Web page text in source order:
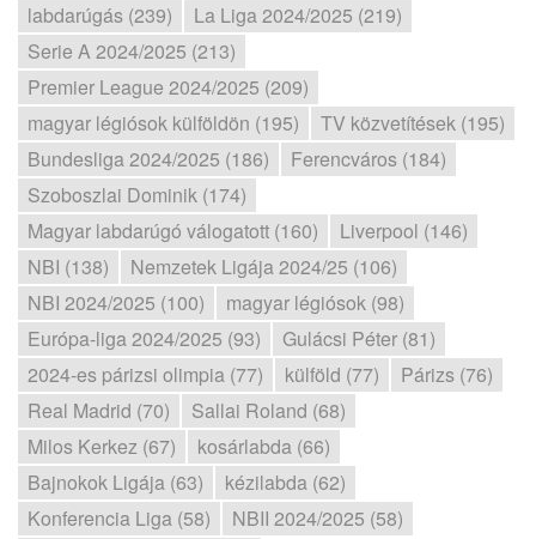
labdarúgás (239)
La Liga 2024/2025 (219)
Serie A 2024/2025 (213)
Premier League 2024/2025 (209)
magyar légiósok külföldön (195)
TV közvetítések (195)
Bundesliga 2024/2025 (186)
Ferencváros (184)
Szoboszlai Dominik (174)
Magyar labdarúgó válogatott (160)
Liverpool (146)
NBI (138)
Nemzetek Ligája 2024/25 (106)
NBI 2024/2025 (100)
magyar légiósok (98)
Európa-liga 2024/2025 (93)
Gulácsi Péter (81)
2024-es párizsi olimpia (77)
külföld (77)
Párizs (76)
Real Madrid (70)
Sallai Roland (68)
Milos Kerkez (67)
kosárlabda (66)
Bajnokok Ligája (63)
kézilabda (62)
Konferencia Liga (58)
NBII 2024/2025 (58)